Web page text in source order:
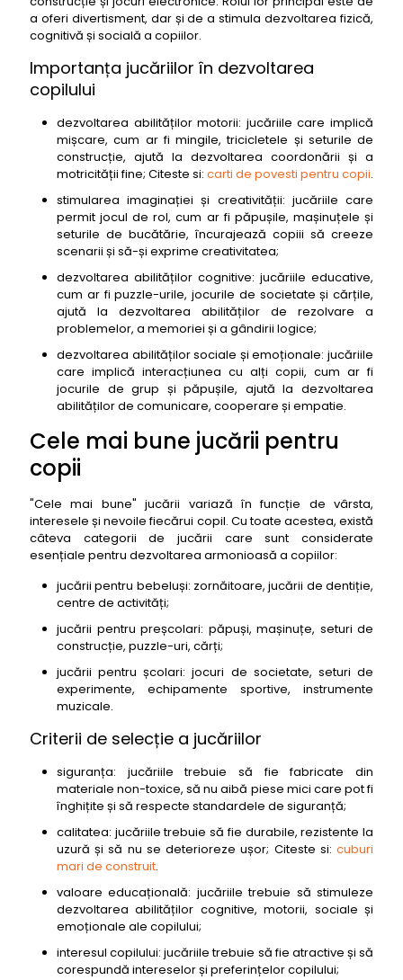
a oferi divertisment, dar și de a stimula dezvoltarea fizică,
cognitivă și socială a copiilor.
Importanța jucăriilor în dezvoltarea
copilului
dezvoltarea abilităților motorii: jucăriile care implică
mișcare, cum ar fi mingile, tricicletele și seturile de
construcție, ajută la dezvoltarea coordonării și a
motricității fine; Citeste si: carti de povesti pentru copii.
stimularea imaginației și creativității: jucăriile care
permit jocul de rol, cum ar fi păpușile, mașinuțele și
seturile de bucătărie, încurajează copiii să creeze
scenarii și să-și exprime creativitatea;
dezvoltarea abilităților cognitive: jucăriile educative,
cum ar fi puzzle-urile, jocurile de societate și cărțile,
ajută la dezvoltarea abilităților de rezolvare a
problemelor, a memoriei și a gândirii logice;
dezvoltarea abilităților sociale și emoționale: jucăriile
care implică interacțiunea cu alți copii, cum ar fi
jocurile de grup și păpușile, ajută la dezvoltarea
abilităților de comunicare, cooperare și empatie.
Cele mai bune jucării pentru
copii
"Cele mai bune" jucării variază în funcție de vârsta,
interesele și nevoile fiecărui copil. Cu toate acestea, există
câteva categorii de jucării care sunt considerate
esențiale pentru dezvoltarea armonioasă a copiilor:
jucării pentru bebeluși: zornăitoare, jucării de dentiție,
centre de activități;
jucării pentru preșcolari: păpuși, mașinuțe, seturi de
construcție, puzzle-uri, cărți;
jucării pentru școlari: jocuri de societate, seturi de
experimente, echipamente sportive, instrumente
muzicale.
Criterii de selecție a jucăriilor
siguranța: jucăriile trebuie să fie fabricate din
materiale non-toxice, să nu aibă piese mici care pot fi
înghițite și să respecte standardele de siguranță;
calitatea: jucăriile trebuie să fie durabile, rezistente la
uzură și să nu se deterioreze ușor; Citeste si: cuburi
mari de construit.
valoare educațională: jucăriile trebuie să stimuleze
dezvoltarea abilităților cognitive, motorii, sociale și
emoționale ale copilului;
interesul copilului: jucăriile trebuie să fie atractive și să
corespundă intereselor și preferințelor copilului;